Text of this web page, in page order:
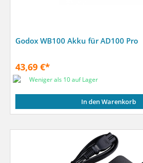
Godox WB100 Akku für AD100 Pro
43,69 €*
Weniger als 10 auf Lager
In den Warenkorb